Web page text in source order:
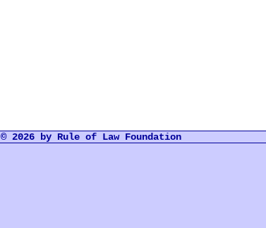
© 2026 by Rule of Law Foundation